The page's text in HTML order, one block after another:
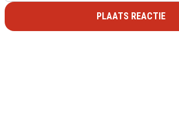
PLAATS REACTIE